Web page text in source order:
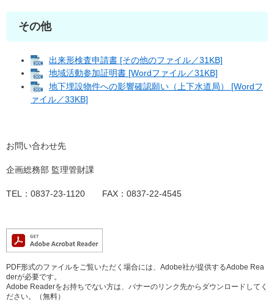
その他
出来形検査申請書 [その他のファイル／31KB]
地域活動参加証明書 [Wordファイル／31KB]
地下埋設物件への影響確認願い（上下水道局） [Wordフ
ァイル／33KB]
お問い合わせ先
企画総務部 監理管財課
TEL：0837-23-1120 FAX：0837-22-4545
PDF形式のファイルをご覧いただく場合には、Adobe社が提供するAdobe Rea
derが必要です。
Adobe Readerをお持ちでない方は、バナーのリンク先からダウンロードしてく
ださい。（無料）